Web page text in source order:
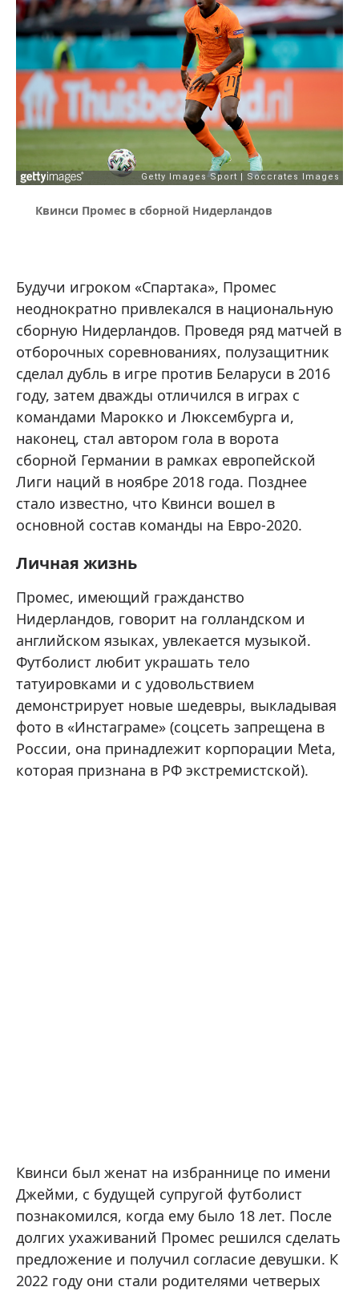
Квинси Промес в сборной Нидерландов
Будучи игроком «Спартака», Промес
неоднократно привлекался в национальную
сборную Нидерландов. Проведя ряд матчей в
отборочных соревнованиях, полузащитник
сделал дубль в игре против Беларуси в 2016
году, затем дважды отличился в играх с
командами Марокко и Люксембурга и,
наконец, стал автором гола в ворота
сборной Германии в рамках европейской
Лиги наций в ноябре 2018 года. Позднее
стало известно, что Квинси вошел в
основной состав команды на Евро-2020.
Личная жизнь
Промес, имеющий гражданство
Нидерландов, говорит на голландском и
английском языках, увлекается музыкой.
Футболист любит украшать тело
татуировками и с удовольствием
демонстрирует новые шедевры, выкладывая
фото в «Инстаграме» (соцсеть запрещена в
России, она принадлежит корпорации Meta,
которая признана в РФ экстремистской).
Квинси был женат на избраннице по имени
Джейми, с будущей супругой футболист
познакомился, когда ему было 18 лет. После
долгих ухаживаний Промес решился сделать
предложение и получил согласие девушки. К
2022 году они стали родителями четверых